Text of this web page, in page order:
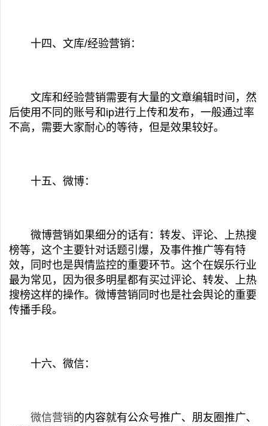
十四、文库/经验营销：
文库和经验营销需要有大量的文章编辑时间，然
后使用不同的账号和ip进行上传和发布，一般通过率
不高，需要大家耐心的等待，但是效果较好。
十五、微博：
微博营销如果细分的话有：转发、评论、上热搜
榜等，这个主要针对话题引爆，及事件推广等有特
效，同时也是舆情监控的重要环节。这个在娱乐行业
最为常见，因为很多明星都有买过评论、转发、上热
搜榜这样的操作。微博营销同时也是社会舆论的重要
传播手段。
十六、微信：
微信营销的内容就有公众号推广、朋友圈推广、